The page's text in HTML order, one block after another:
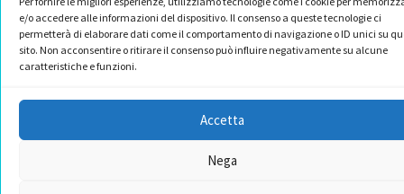
e/o accedere alle informazioni del dispositivo. Il consenso a queste tecnologie ci
permetterà di elaborare dati come il comportamento di navigazione o ID unici su
sito. Non acconsentire o ritirare il consenso può influire negativamente su alcune
caratteristiche e funzioni.
Accetta
Nega